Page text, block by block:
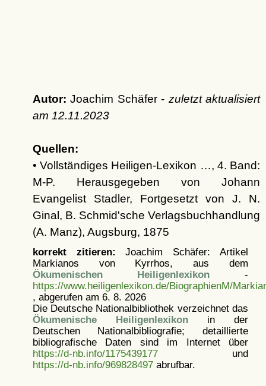
Autor: Joachim Schäfer - zuletzt aktualisiert
am 12.11.2023
Quellen:
• Vollständiges Heiligen-Lexikon …, 4. Band:
M-P. Herausgegeben von Johann
Evangelist Stadler, Fortgesetzt von J. N.
Ginal, B. Schmid'sche Verlagsbuchhandlung
(A. Manz), Augsburg, 1875
korrekt zitieren: Joachim Schäfer: Artikel
Markianos von Kyrrhos, aus dem
Ökumenischen Heiligenlexikon -
https://www.heiligenlexikon.de/BiographienM/
, abgerufen am 6. 8. 2026
Die Deutsche Nationalbibliothek verzeichnet das
Ökumenische Heiligenlexikonin der
Deutschen Nationalbibliografie; detaillierte
bibliografische Daten sind im Internet über
https://d-nb.info/1175439177und
https://d-nb.info/969828497abrufbar.